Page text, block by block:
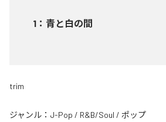
1 ： 青と白の間
trim
ジャンル： J-Pop / R&B/Soul / ポップ